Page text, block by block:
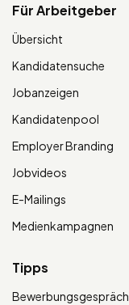
Für Arbeitgeber
Übersicht
Kandidatensuche
Jobanzeigen
Kandidatenpool
Employer Branding
Jobvideos
E-Mailings
Medienkampagnen
Tipps
Bewerbungsgespräch